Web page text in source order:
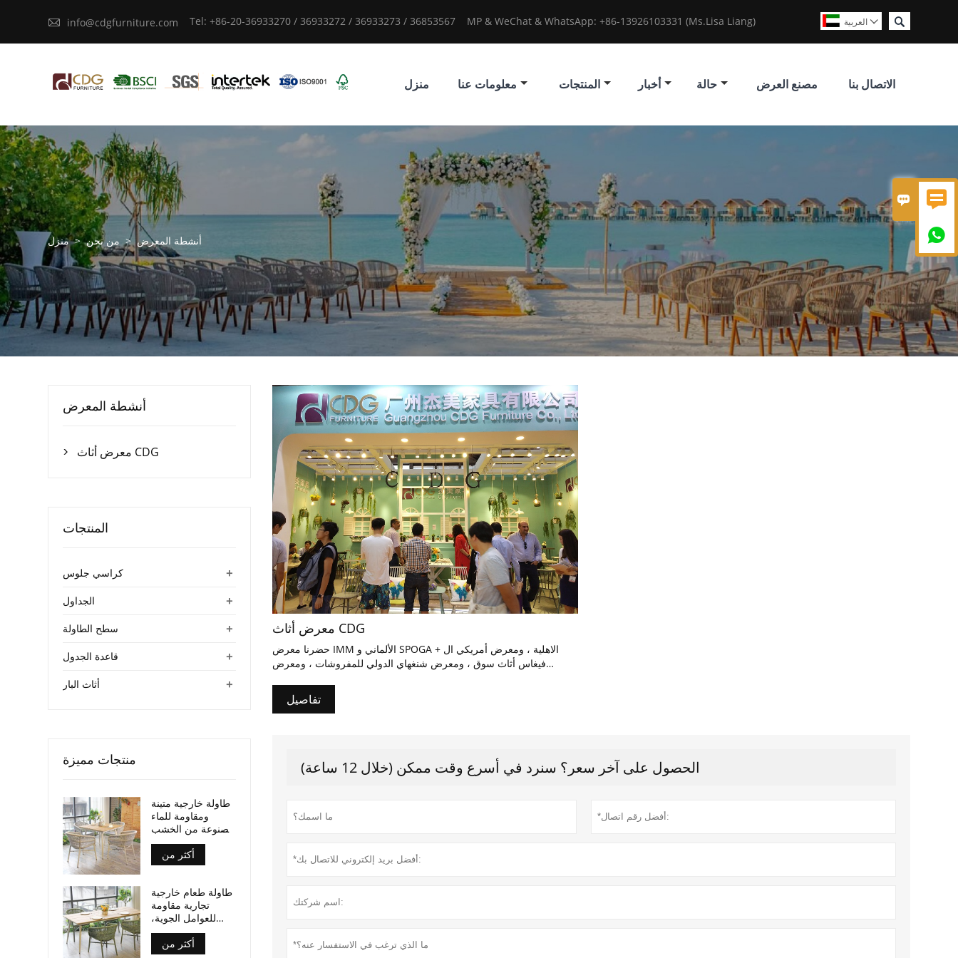
 

 info@cdgfurniture.com Tel: +86-20-36933270 / 36933272 / 36933273 / 36853567 MP & WeChat & WhatsApp: +86-13926103331 (Ms.Lisa Liang)  العربية 
منزل معلومات عنا المنتجات أخبار حالة مصنع العرض الاتصال بنا
منزل > من نحن > أنشطة المعرض
معرض أثاث CDG
حضرنا معرض IMM الألماني و SPOGA + الاهلية ، ومعرض أمريكي ال
فيغاس أثاث سوق ، ومعرض شنغهاي الدولي للمفروشات ، ومعرض
تفاصيل
الحصول على آخر سعر؟ سنرد في أسرع وقت ممكن (خلال 12 ساعة)
أنشطة المعرض
 معرض أثاث CDG
المنتجات
+ كراسي جلوس
+ الجداول
+ سطح الطاولة
+ قاعدة الجدول
+ أثاث البار
منتجات مميزة
طاولة خارجية متينة
ومقاومة للماء
مصنوعة من الخشب
الرقائقي، بأرجل من
الألومنيوم، مناسبة
أكثر من
طاولة طعام خارجية
تجارية مقاومة
للعوامل الجوية،
سطح من الخشب
الرقائقي، أرجل من
أكثر من